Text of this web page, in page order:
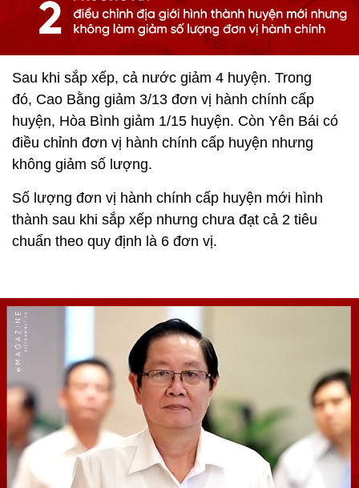
Sau khi sắp xếp, cả nước giảm 4 huyện. Trong
đó, Cao Bằng giảm 3/13 đơn vị hành chính cấp
huyện, Hòa Bình giảm 1/15 huyện. Còn Yên Bái có
điều chỉnh đơn vị hành chính cấp huyện nhưng
không giảm số lượng.
Số lượng đơn vị hành chính cấp huyện mới hình
thành sau khi sắp xếp nhưng chưa đạt cả 2 tiêu
chuẩn theo quy định là 6 đơn vị.